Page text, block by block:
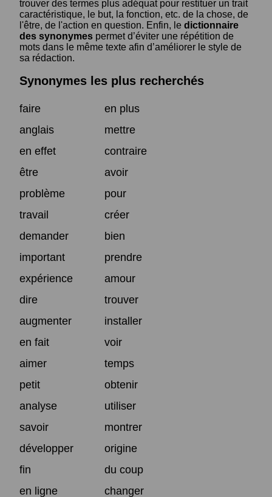
trouver des termes plus adéquat pour restituer un trait
caractéristique, le but, la fonction, etc. de la chose, de
l'être, de l'action en question. Enfin, le dictionnaire
des synonymes permet d’éviter une répétition de
mots dans le même texte afin d’améliorer le style de
sa rédaction.
Synonymes les plus recherchés
faire
en plus
anglais
mettre
en effet
contraire
être
avoir
problème
pour
travail
créer
demander
bien
important
prendre
expérience
amour
dire
trouver
augmenter
installer
en fait
voir
aimer
temps
petit
obtenir
analyse
utiliser
savoir
montrer
développer
origine
fin
du coup
en ligne
changer